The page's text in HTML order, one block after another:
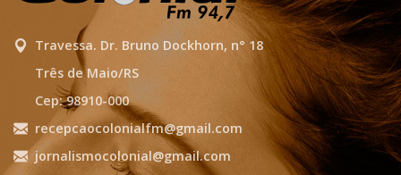
Travessa. Dr. Bruno Dockhorn, n° 18
Três de Maio/RS
Cep: 98910-000
recepcaocolonialfm@gmail.com
jornalismocolonial@gmail.com